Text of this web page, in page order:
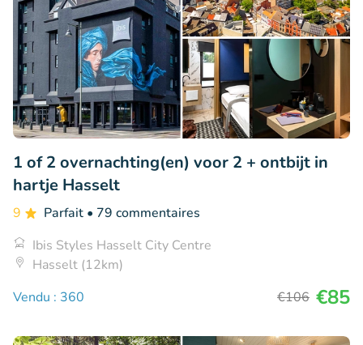
1 of 2 overnachting(en) voor 2 + ontbijt in
hartje Hasselt
9 Parfait • 79 commentaires
Ibis Styles Hasselt City Centre
Hasselt (12km)
Vendu : 360
€106 €85